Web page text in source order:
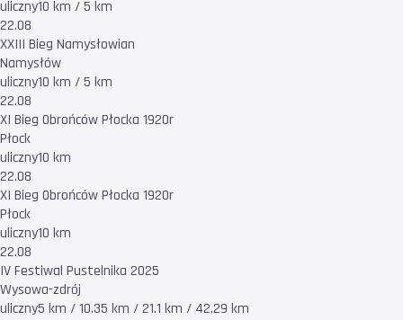
uliczny10 km / 5 km
22.08
XXIII Bieg Namysłowian
Namysłów
uliczny10 km / 5 km
22.08
XI Bieg Obrońców Płocka 1920r
Płock
uliczny10 km
22.08
XI Bieg Obrońców Płocka 1920r
Płock
uliczny10 km
22.08
IV Festiwal Pustelnika 2025
Wysowa-zdrój
uliczny5 km / 10.35 km / 21.1 km / 42.29 km